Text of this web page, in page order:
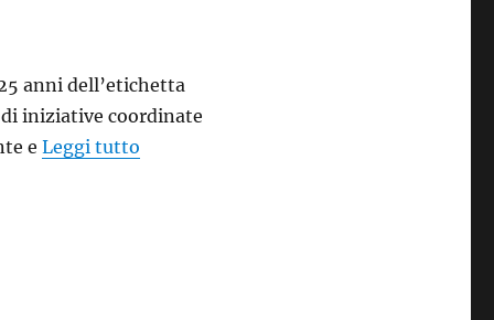
anni dell’etichetta
iniziative coordinate
eLeggi tutto